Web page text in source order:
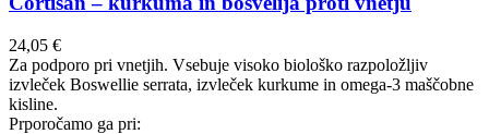
24,05 €
Za podporo pri vnetjih. Vsebuje visoko biološko razpoložljiv
izvleček Boswellie serrata, izvleček kurkume in omega-3 maščobne
kisline.
Prporočamo ga pri: